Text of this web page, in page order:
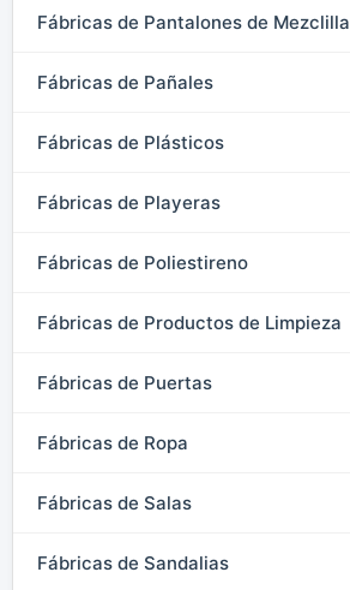
Fábricas de Pantalones de Mezclilla
Fábricas de Pañales
Fábricas de Plásticos
Fábricas de Playeras
Fábricas de Poliestireno
Fábricas de Productos de Limpieza
Fábricas de Puertas
Fábricas de Ropa
Fábricas de Salas
Fábricas de Sandalias